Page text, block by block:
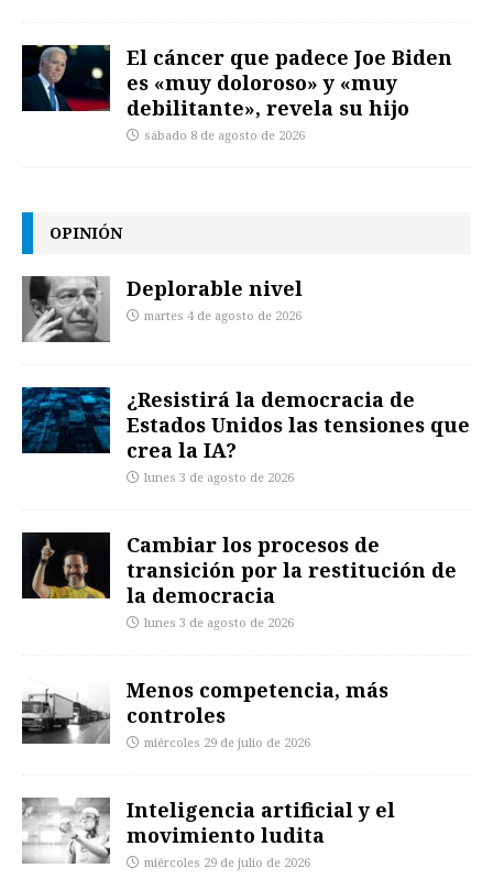
El cáncer que padece Joe Biden
es «muy doloroso» y «muy
debilitante», revela su hijo
sábado 8 de agosto de 2026
OPINIÓN
Deplorable nivel
martes 4 de agosto de 2026
¿Resistirá la democracia de
Estados Unidos las tensiones que
crea la IA?
lunes 3 de agosto de 2026
Cambiar los procesos de
transición por la restitución de
la democracia
lunes 3 de agosto de 2026
Menos competencia, más
controles
miércoles 29 de julio de 2026
Inteligencia artificial y el
movimiento ludita
miércoles 29 de julio de 2026